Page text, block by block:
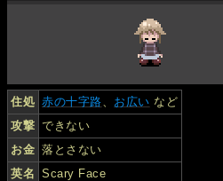
住処 赤の十字路 お広い など
攻撃 できない
お金 落とさない
英名 Scary Face